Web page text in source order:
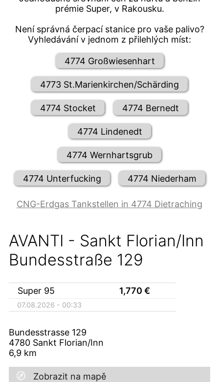
prémie Super, v Rakousku.
Není správná čerpací stanice pro vaše palivo?
Vyhledávání v jednom z přilehlých míst:
4774 Großwiesenhart
4773 St.Marienkirchen/Schärding
4774 Stocket 4774 Bernedt
4774 Lindenedt
4774 Wernhartsgrub
4774 Unterfucking 4774 Niederham
CNG-Erdgas Tankstellen in 4774 Dietraching
AVANTI - Sankt Florian/Inn
Bundesstraße 129
Super 95 1,770 €
07.08.2026 - 00:33
Bundesstrasse 129
4780 Sankt Florian/Inn
6,9 km
Zobrazit na mapě